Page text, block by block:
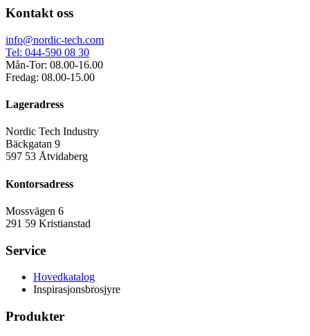
Kontakt oss
info@nordic-tech.com
Tel: 044-590 08 30
Mån-Tor: 08.00-16.00
Fredag: 08.00-15.00
Lageradress
Nordic Tech Industry
Bäckgatan 9
597 53 Åtvidaberg
Kontorsadress
Mossvägen 6
291 59 Kristianstad
Service
Hovedkatalog
Inspirasjonsbrosjyre
Produkter